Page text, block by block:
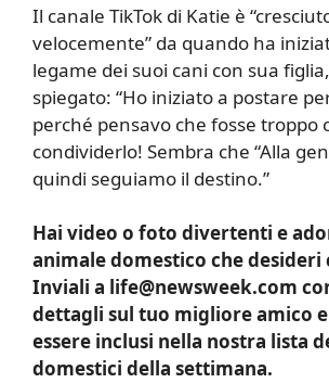
Il canale TikTok di Katie è
velocemente” da quando ha
legame dei suoi cani con sua
spiegato: “Ho iniziato a postare
perché pensavo che fosse troppo
condividerlo! Sembra che “Alla
quindi seguiamo il destino.”
Hai video o foto divertenti e
animale domestico che desideri
Inviali a life@newsweek.com
dettagli sul tuo migliore amico
essere inclusi nella nostra lista
domestici della settimana.